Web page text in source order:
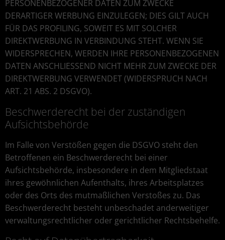
PERSONENBEZOGENER DATEN ZUM ZWECKE
DERARTIGER WERBUNG EINZULEGEN; DIES GILT AUCH
FÜR DAS PROFILING, SOWEIT ES MIT SOLCHER
DIREKTWERBUNG IN VERBINDUNG STEHT. WENN SIE
WIDERSPRECHEN, WERDEN IHRE PERSONENBEZOGENEN
DATEN ANSCHLIESSEND NICHT MEHR ZUM ZWECKE DER
DIREKTWERBUNG VERWENDET (WIDERSPRUCH NACH
ART. 21 ABS. 2 DSGVO).
Beschwerde­recht bei der zuständigen
Aufsichts­behörde
Im Falle von Verstößen gegen die DSGVO steht den
Betroffenen ein Beschwerderecht bei einer
Aufsichtsbehörde, insbesondere in dem Mitgliedstaat
ihres gewöhnlichen Aufenthalts, ihres Arbeitsplatzes
oder des Orts des mutmaßlichen Verstoßes zu. Das
Beschwerderecht besteht unbeschadet anderweitiger
verwaltungsrechtlicher oder gerichtlicher Rechtsbehelfe.